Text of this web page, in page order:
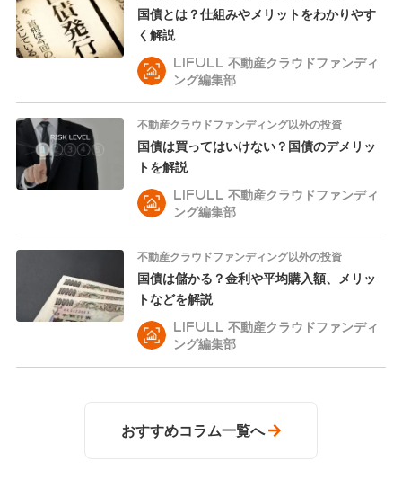
国債とは？仕組みやメリットをわかりやす
く解説
LIFULL 不動産クラウドファンディ
ング編集部
不動産クラウドファンディング以外の投資
国債は買ってはいけない？国債のデメリッ
トを解説
LIFULL 不動産クラウドファンディ
ング編集部
不動産クラウドファンディング以外の投資
国債は儲かる？金利や平均購入額、メリッ
トなどを解説
LIFULL 不動産クラウドファンディ
ング編集部
おすすめコラム一覧へ